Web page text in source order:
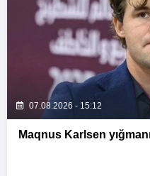
07.08.2026 - 15:12
Maqnus Karlsen